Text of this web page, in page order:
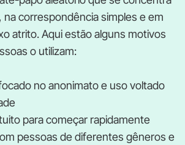
na correspondência simples e em
atrito. Aqui estão alguns motivos
o utilizam:
no anonimato e uso voltado
para começar rapidamente
pessoas de diferentes gêneros e